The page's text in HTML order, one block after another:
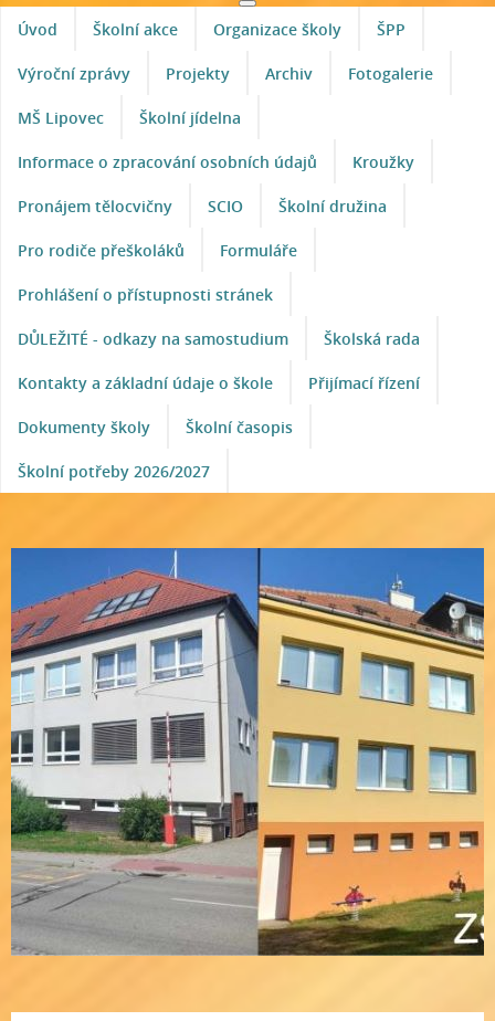
Úvod Školní akce Organizace školy ŠPP
Výroční zprávy Projekty Archiv Fotogalerie
MŠ Lipovec Školní jídelna
Informace o zpracování osobních údajů Kroužky
Pronájem tělocvičny SCIO Školní družina
Pro rodiče přeškoláků Formuláře
Prohlášení o přístupnosti stránek
DŮLEŽITÉ - odkazy na samostudium Školská rada
Kontakty a základní údaje o škole Přijímací řízení
Dokumenty školy Školní časopis
Školní potřeby 2026/2027